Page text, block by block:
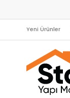
Yeni Ürünler